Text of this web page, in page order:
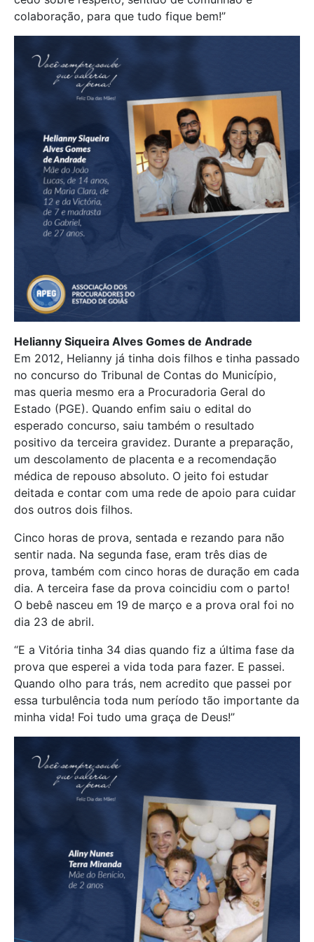
colaboração, para que tudo fique bem!”
Helianny Siqueira Alves Gomes de Andrade
Em 2012, Helianny já tinha dois filhos e tinha passado
no concurso do Tribunal de Contas do Município,
mas queria mesmo era a Procuradoria Geral do
Estado (PGE). Quando enfim saiu o edital do
esperado concurso, saiu também o resultado
positivo da terceira gravidez. Durante a preparação,
um descolamento de placenta e a recomendação
médica de repouso absoluto. O jeito foi estudar
deitada e contar com uma rede de apoio para cuidar
dos outros dois filhos.
Cinco horas de prova, sentada e rezando para não
sentir nada. Na segunda fase, eram três dias de
prova, também com cinco horas de duração em cada
dia. A terceira fase da prova coincidiu com o parto!
O bebê nasceu em 19 de março e a prova oral foi no
dia 23 de abril.
“E a Vitória tinha 34 dias quando fiz a última fase da
prova que esperei a vida toda para fazer. E passei.
Quando olho para trás, nem acredito que passei por
essa turbulência toda num período tão importante da
minha vida! Foi tudo uma graça de Deus!”